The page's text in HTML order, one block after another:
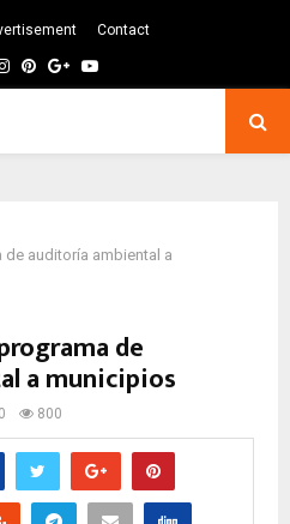
Contact
Instagram
Pinterest
GoogleYoutube
de auditoría ambiental a
de
a municipios
0 800